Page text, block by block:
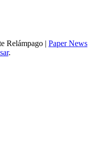
Relámpago | Paper News
.